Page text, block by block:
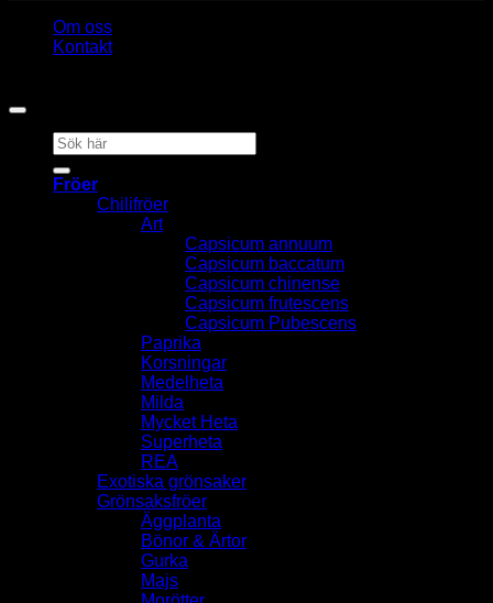
Om oss
Kontakt
Sök
efter:
Fröer
Chilifröer
Art
Capsicum annuum
Capsicum baccatum
Capsicum chinense
Capsicum frutescens
Capsicum Pubescens
Paprika
Korsningar
Medelheta
Milda
Mycket Heta
Superheta
REA
Exotiska grönsaker
Grönsaksfröer
Äggplanta
Bönor & Ärtor
Gurka
Majs